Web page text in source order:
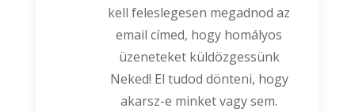
kell feleslegesen megadnod az
email címed, hogy homályos
üzeneteket küldözgessünk
Neked! El tudod dönteni, hogy
akarsz-e minket vagy sem.